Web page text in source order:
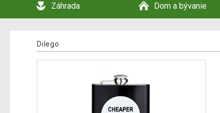
Záhrada Dom a bývanie
Dilego